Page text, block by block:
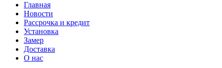
Главная
Новости
Рассрочка и кредит
Установка
Замер
Доставка
О нас